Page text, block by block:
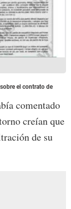
el contrato de
comentado
creían que
de su